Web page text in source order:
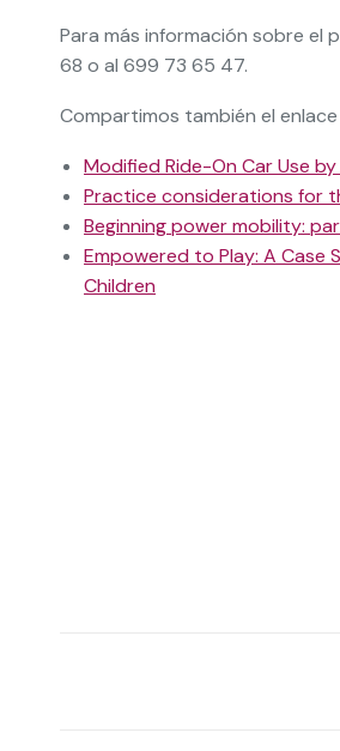
Para más información sobre el
68 o al 699 73 65 47.
Compartimos también el
Modified Ride-On Car Use
Practice considerations for
Beginning power mobility:
Empowered to Play: A
Children